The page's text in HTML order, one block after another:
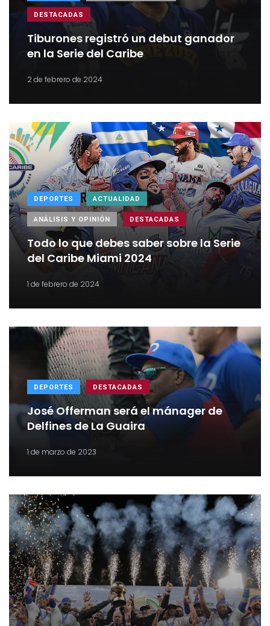
DESTACADAS
Tiburones registró un debut ganador
en la Serie del Caribe
2 de febrero de 2024
DEPORTES ACTUALIDAD
ANÁLISIS Y OPINIÓN DESTACADAS
Todo lo que debes saber sobre la Serie
del Caribe Miami 2024
1 de febrero de 2024
DEPORTES DESTACADAS
José Offerman será el mánager de
Delfines de La Guaira
1 de marzo de 2023